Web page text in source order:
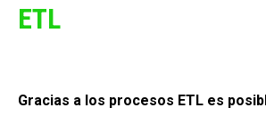
ETL
Gracias a los procesos ETL es